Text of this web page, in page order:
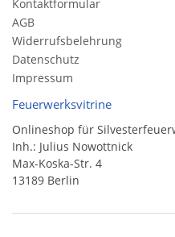
Kontaktformular
AGB
Widerrufsbelehrung
Datenschutz
Impressum
Feuerwerksvitrine
Onlineshop für
Inh.: Julius Nowottnick
Max-Koska-Str. 4
13189 Berlin